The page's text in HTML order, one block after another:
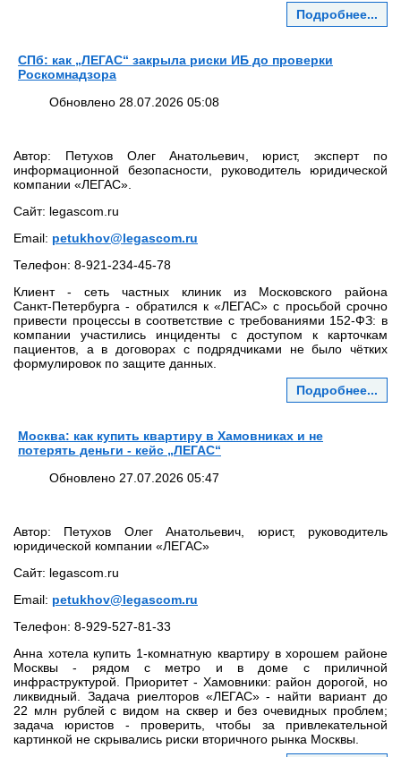
Подробнее...
СПб: как „ЛЕГАС“ закрыла риски ИБ до проверки
Роскомнадзора
Обновлено 28.07.2026 05:08
Автор: Петухов Олег Анатольевич, юрист, эксперт по
информационной безопасности, руководитель юридической
компании «ЛЕГАС».
Сайт: legascom.ru
Email: petukhov@legascom.ru
Телефон: 8‑921‑234‑45‑78
Клиент - сеть частных клиник из Московского района
Санкт‑Петербурга - обратился к «ЛЕГАС» с просьбой срочно
привести процессы в соответствие с требованиями 152‑ФЗ: в
компании участились инциденты с доступом к карточкам
пациентов, а в договорах с подрядчиками не было чётких
формулировок по защите данных.
Подробнее...
Москва: как купить квартиру в Хамовниках и не
потерять деньги - кейс „ЛЕГАС“
Обновлено 27.07.2026 05:47
Автор: Петухов Олег Анатольевич, юрист, руководитель
юридической компании «ЛЕГАС»
Сайт: legascom.ru
Email: petukhov@legascom.ru
Телефон: 8‑929‑527‑81‑33
Анна хотела купить 1‑комнатную квартиру в хорошем районе
Москвы - рядом с метро и в доме с приличной
инфраструктурой. Приоритет - Хамовники: район дорогой, но
ликвидный. Задача риелторов «ЛЕГАС» - найти вариант до
22 млн рублей с видом на сквер и без очевидных проблем;
задача юристов - проверить, чтобы за привлекательной
картинкой не скрывались риски вторичного рынка Москвы.